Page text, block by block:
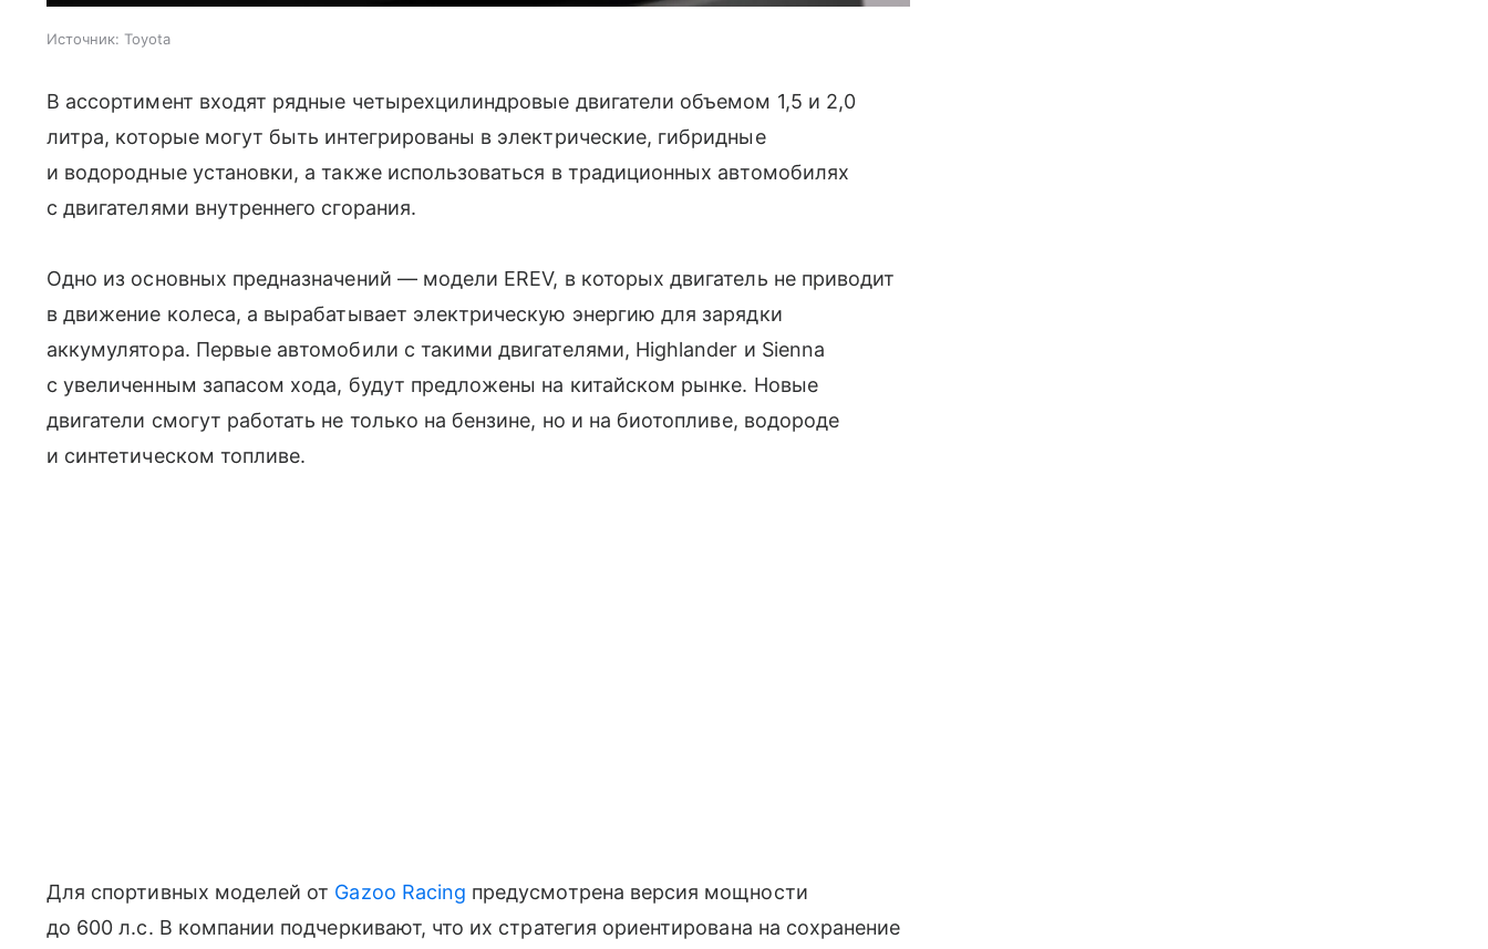
Источник: Toyota
В ассортимент входят рядные четырехцилиндровые двигатели объемом 1,5 и 2,0
литра, которые могут быть интегрированы в электрические, гибридные
и водородные установки, а также использоваться в традиционных автомобилях
с двигателями внутреннего сгорания.
Одно из основных предназначений — модели EREV, в которых двигатель не приводит
в движение колеса, а вырабатывает электрическую энергию для зарядки
аккумулятора. Первые автомобили с такими двигателями, Highlander и Sienna
с увеличенным запасом хода, будут предложены на китайском рынке. Новые
двигатели смогут работать не только на бензине, но и на биотопливе, водороде
и синтетическом топливе.
Для спортивных моделей от Gazoo Racing предусмотрена версия мощности
до 600 л.с. В компании подчеркивают, что их стратегия ориентирована на сохранение